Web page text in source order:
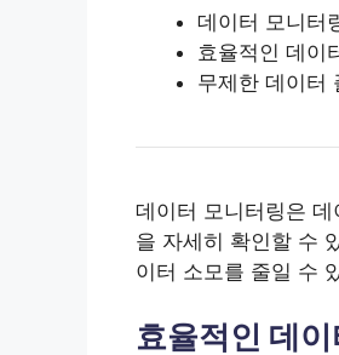
데이터 모니터
효율적인 데이
무제한 데이터
데이터 모니터링은
을 자세히 확인할 수
이터 소모를 줄일 수
효율적인 데